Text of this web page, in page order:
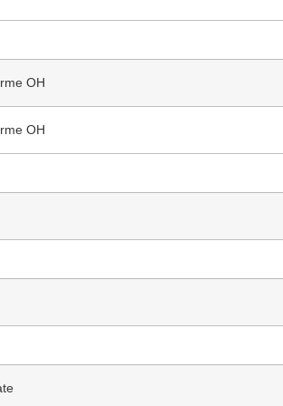
OH
OH